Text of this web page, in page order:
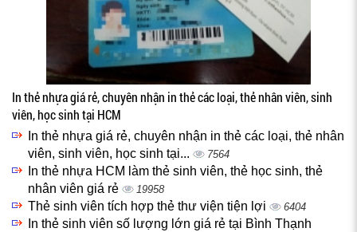
In thẻ nhựa giá rẻ, chuyên nhận in thẻ các loại, thẻ nhân viên, sinh
viên, học sinh tại HCM
In thẻ nhựa giá rẻ, chuyên nhận in thẻ các loại, thẻ nhân
viên, sinh viên, học sinh tại...
7564
In thẻ nhựa HCM làm thẻ sinh viên, thẻ học sinh, thẻ
nhân viên giá rẻ
19958
Thẻ sinh viên tích hợp thẻ thư viện tiện lợi 6404
In thẻ sinh viên số lượng lớn giá rẻ tại Bình Thạnh